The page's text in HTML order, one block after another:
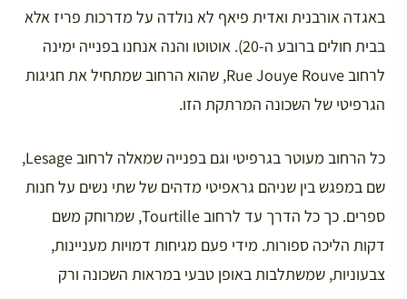
באגדה אורבנית ואדית פיאף לא נולדה על מדרכות פריז אלא
בבית חולים ברובע ה-20). אוטוטו והנה אנחנו בפנייה ימינה
לרחוב Rue Jouye Rouve, שהוא הרחוב שמתחיל את חגיגות
הגרפיטי של השכונה המרתקת הזו.
כל הרחוב מעוטר בגרפיטי וגם בפנייה שמאלה לרחוב Lesage,
שם במפגש בין שניהם גראפיטי מדהים של שתי נשים על חנות
ספרים. כך כל הדרך עד לרחוב Tourtille, שמרוחק משם
דקות הליכה ספורות. מידי פעם מגיחות דמויות מעניינות,
צבעוניות, שמשתלבות באופן טבעי במראות השכונה ורק